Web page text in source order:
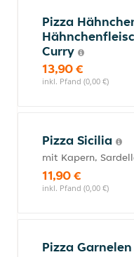
Pizza
Curry
13,90 €
inkl. Pfand (0,00 €)
Pizza Sicilia
mit Kapern,
11,90 €
inkl. Pfand (0,00 €)
Pizza Garnelen